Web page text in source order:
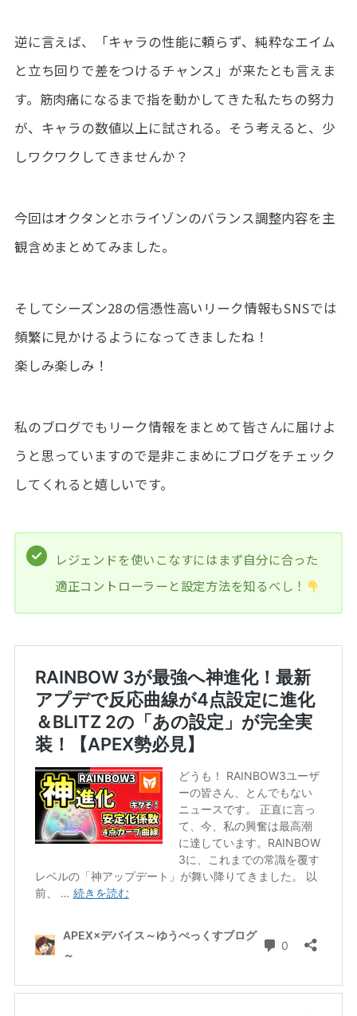
逆に言えば、「キャラの性能に頼らず、純粋なエイム
と立ち回りで差をつけるチャンス」が来たとも言えま
す。筋肉痛になるまで指を動かしてきた私たちの努力
が、キャラの数値以上に試される。そう考えると、少
しワクワクしてきませんか？
今回はオクタンとホライゾンのバランス調整内容を主
観含めまとめてみました。
そしてシーズン28の信憑性高いリーク情報もSNSでは
頻繁に見かけるようになってきましたね！
楽しみ楽しみ！
私のブログでもリーク情報をまとめて皆さんに届けよ
うと思っていますので是非こまめにブログをチェック
してくれると嬉しいです。
レジェンドを使いこなすにはまず自分に合った
適正コントローラーと設定方法を知るべし！